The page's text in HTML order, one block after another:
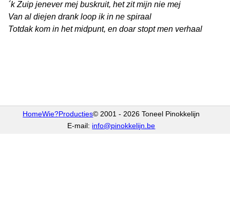
´k Zuip jenever mej buskruit, het zit mijn nie mej
Van al diejen drank loop ik in ne spiraal
Totdak kom in het midpunt, en doar stopt men verhaal
HomeWie?Producties© 2001 - 2026 Toneel Pinokkelijn
E-mail: info@pinokkelijn.be